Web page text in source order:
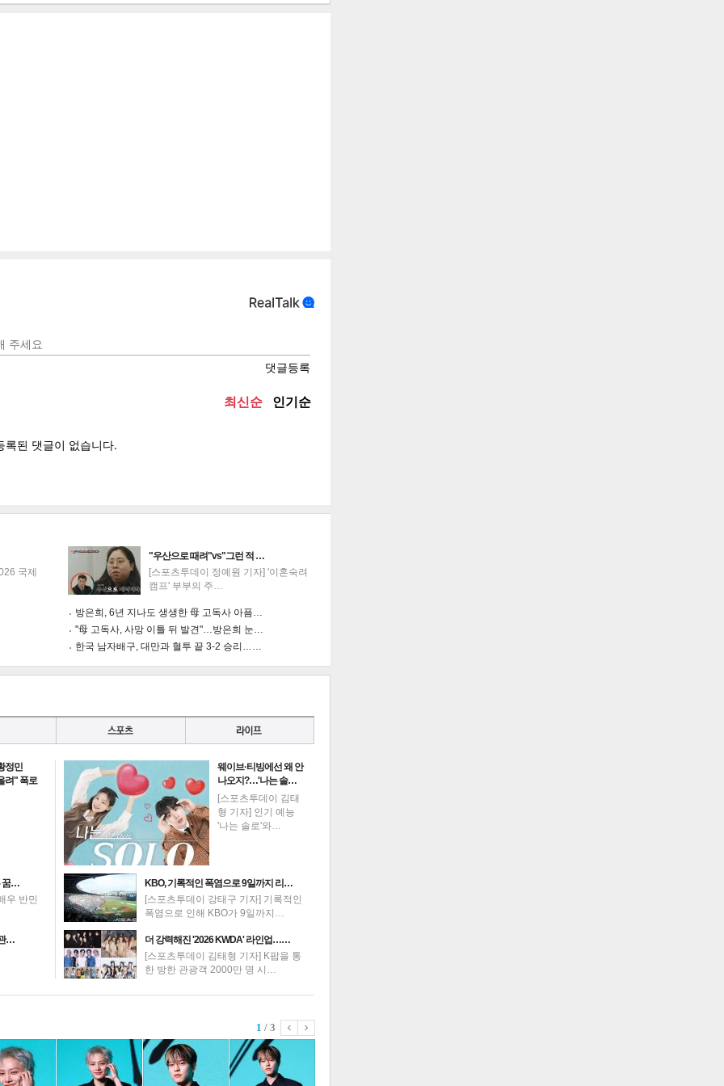
게 소
인쇄 목록
국제
"우산으로 때려"vs"그런 적 …
[스포츠투데이 정예원 기자] '이혼숙려
캠프' 부부의 주…
방은희, 6년 지나도 생생한 母 고독사 아픔…
"母 고독사, 사망 이틀 뒤 발견"…방은희 눈…
한국 남자배구, 대만과 혈투 끝 3-2 승리……
정민
려" 폭로
꿈…
우 반민
…
웨이브·티빙에선 왜 안
나오지?…'나는 솔…
[스포츠투데이 김태
형 기자] 인기 예능
'나는 솔로'와…
KBO, 기록적인 폭염으로 9일까지 리…
[스포츠투데이 강태구 기자] 기록적인
폭염으로 인해 KBO가 9일까지…
더 강력해진 '2026 KWDA' 라인업……
[스포츠투데이 김태형 기자] K팝을 통
한 방한 관광객 2000만 명 시…
1 / 3